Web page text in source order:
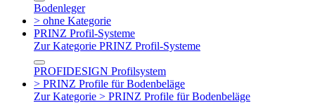
Bodenleger
> ohne Kategorie
PRINZ Profil-Systeme
Zur Kategorie PRINZ Profil-Systeme
PROFIDESIGN Profilsystem
> PRINZ Profile für Bodenbeläge
Zur Kategorie > PRINZ Profile für Bodenbeläge